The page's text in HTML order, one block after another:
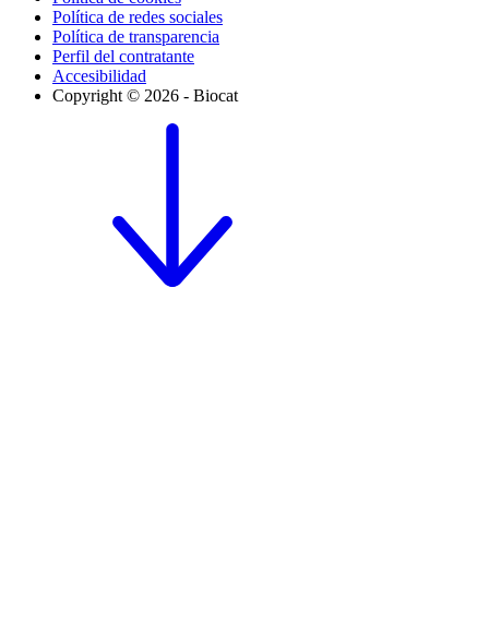
Política de redes sociales
Política de transparencia
Perfil del contratante
Accesibilidad
Copyright © 2026 - Biocat